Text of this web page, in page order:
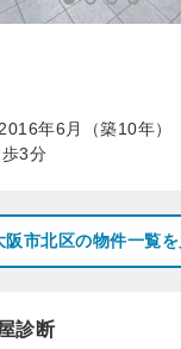
年6月（築10年）
3分
阪市北区の物件一覧
診断